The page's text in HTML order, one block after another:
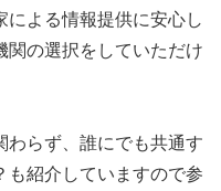
による情報提供に安心し
関の選択をしていただけ
わらず、誰にでも共通す
も紹介していますので参